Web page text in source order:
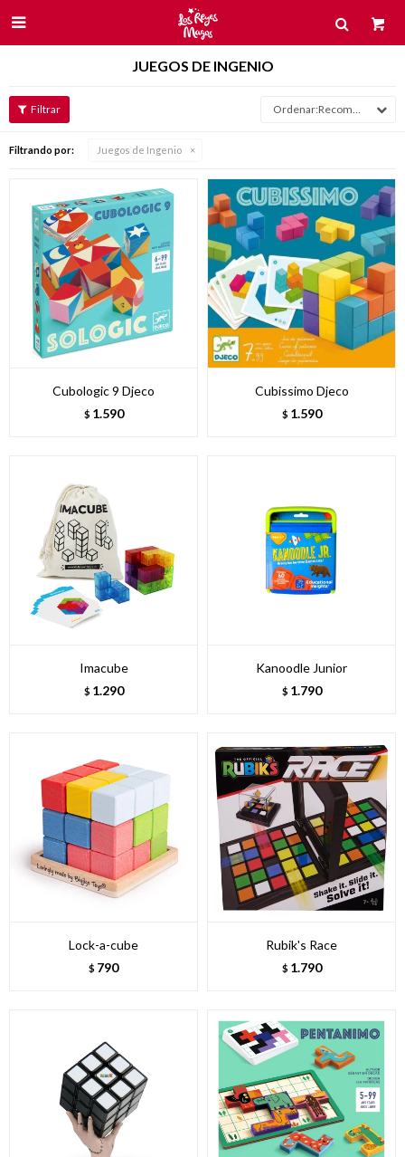

JUEGOS DE INGENIO
Recomendados
Filtrando por: Juegos de Ingenio
Cubologic 9 Djeco
$ 1.590
Cubissimo Djeco
$ 1.590
Imacube
$ 1.290
Kanoodle Junior
$ 1.790
Lock-a-cube
$ 790
Rubik's Race
$ 1.790